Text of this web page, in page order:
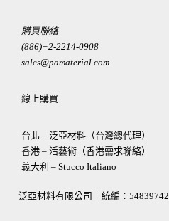
購買聯絡
(886)+2-2214-0908
sales@pamaterial.com
線上購買
台北 – 泛亞材料（台灣總代理）
香港 – 活藝術（香港需求聯絡）
義大利 – Stucco Italiano
泛亞材料有限公司｜統編： 54839742